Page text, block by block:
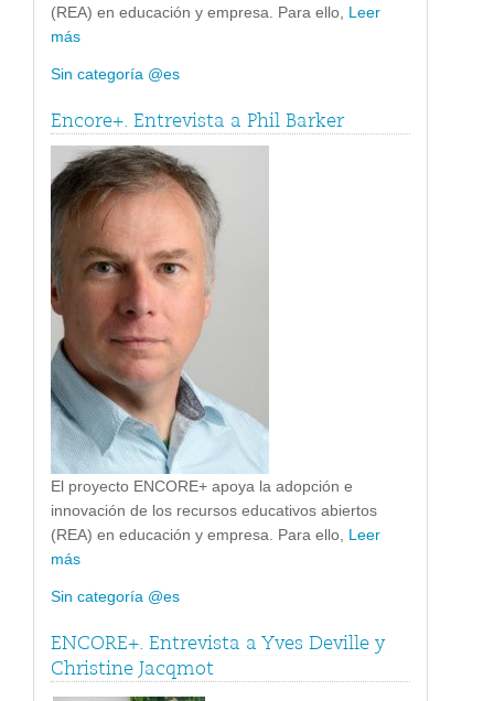
(REA) en educación y empresa. Para ello, Leer
más
Sin categoría @es
Encore+. Entrevista a Phil Barker
El proyecto ENCORE+ apoya la adopción e
innovación de los recursos educativos abiertos
(REA) en educación y empresa. Para ello, Leer
más
Sin categoría @es
ENCORE+. Entrevista a Yves Deville y
Christine Jacqmot